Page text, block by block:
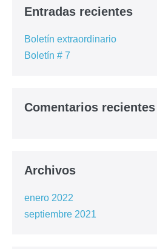
Entradas recientes
Boletín extraordinario
Boletín # 7
Comentarios recientes
Archivos
enero 2022
septiembre 2021